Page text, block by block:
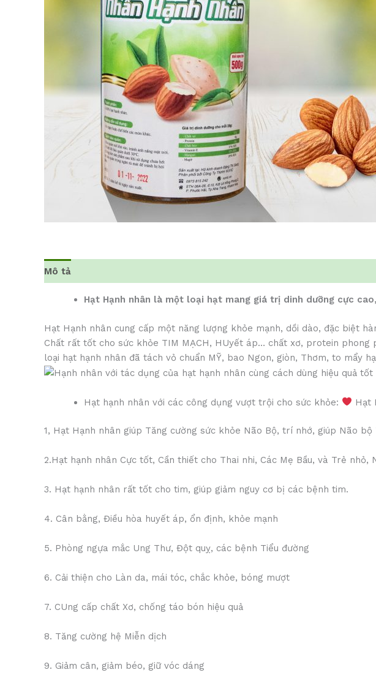
Mô tả
Hạt Hạnh nhân là một loại hạt mang giá trị dinh dưỡng cực
Hạt Hạnh nhân cung cấp một năng lượng khỏe mạnh, dồi dào, đặc biệt
Chất rất tốt cho sức khỏe TIM MẠCH, HUyết áp… chất xơ, protein
loại hạt hạnh nhân đã tách vỏ chuẩn MỸ, bao Ngon, giòn, Thơm, to mẩy
Hạt hạnh nhân với các công dụng vượt trội cho sức khỏe: Hạt
1, Hạt Hạnh nhân giúp Tăng cường sức khỏe Não Bộ, trí nhớ, giúp Não
2.Hạt hạnh nhân Cực tốt, Cần thiết cho Thai nhi, Các Mẹ Bầu, và Trẻ nhỏ,
3. Hạt hạnh nhân rất tốt cho tim, giúp giảm nguy cơ bị các bệnh tim.
4. Cân bằng, Điều hòa huyết áp, ổn định, khỏe mạnh
5. Phòng ngựa mắc Ung Thư, Đột quỵ, các bệnh Tiểu đường
6. Cải thiện cho Làn da, mái tóc, chắc khỏe, bóng mượt
7. CUng cấp chất Xơ, chống táo bón hiệu quả
8. Tăng cường hệ Miễn dịch
9. Giảm cân, giảm béo, giữ vóc dáng